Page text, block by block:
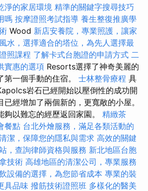
淨的家居環境 精準的關鍵字搜尋技巧
嗎 按摩證照考試指導 養生整復推廣學
Wood 新店安養院，專業照護，讓家
水，選擇適合的塔位，為先人選擇最
照課程 了解卡式台胞證的申請方式 二
實惠的選項 Resorts選擇了神奇美麗的
第一個手動的住宿。 士林整骨療程 具
岩石已經開始以壓倒性的成功開
經增加了兩個新的，更寬敞的小屋。
夠以難忘的經歷返回家園。 精緻茶
餐點 台北外燴服務，滿足各類活動的
潔，保障您的隱私與需求 高效的關鍵
，查詢律師資格與服務 新北地區台胞
技術 高雄地區的清潔公司，專業服務
設備的選擇，為您節省成本 專業的裝
具品味 撥筋技術證照班 多樣化的醫美